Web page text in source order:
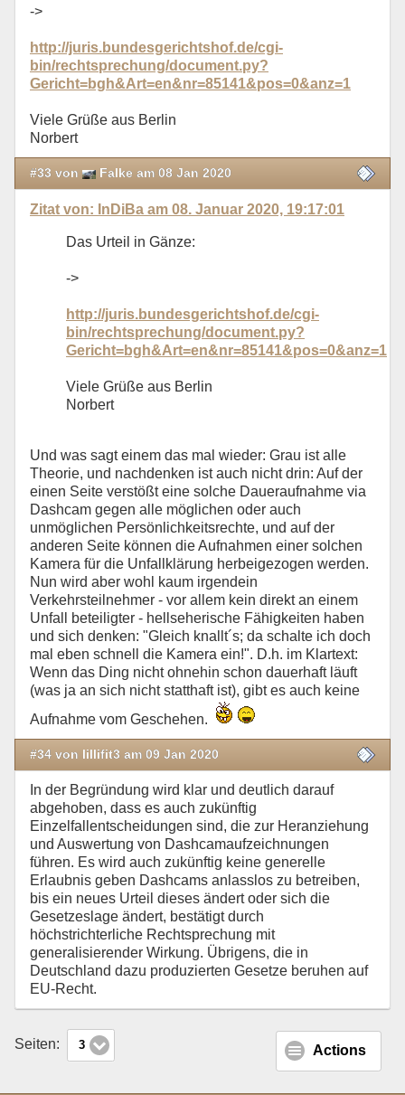
->
http://juris.bundesgerichtshof.de/cgi-
bin/rechtsprechung/document.py?
Gericht=bgh&Art=en&nr=85141&pos=0&anz=1
Viele Grüße aus Berlin
Norbert
#33 von Falke am 08 Jan 2020
Zitat von: InDiBa am 08. Januar 2020, 19:17:01
Das Urteil in Gänze:
->
http://juris.bundesgerichtshof.de/cgi-
bin/rechtsprechung/document.py?
Gericht=bgh&Art=en&nr=85141&pos=0&anz=1
Viele Grüße aus Berlin
Norbert
Und was sagt einem das mal wieder: Grau ist alle
Theorie, und nachdenken ist auch nicht drin: Auf der
einen Seite verstößt eine solche Daueraufnahme via
Dashcam gegen alle möglichen oder auch
unmöglichen Persönlichkeitsrechte, und auf der
anderen Seite können die Aufnahmen einer solchen
Kamera für die Unfallklärung herbeigezogen werden.
Nun wird aber wohl kaum irgendein
Verkehrsteilnehmer - vor allem kein direkt an einem
Unfall beteiligter - hellseherische Fähigkeiten haben
und sich denken: "Gleich knallt´s; da schalte ich doch
mal eben schnell die Kamera ein!". D.h. im Klartext:
Wenn das Ding nicht ohnehin schon dauerhaft läuft
(was ja an sich nicht statthaft ist), gibt es auch keine
Aufnahme vom Geschehen.
#34 von lillifit3 am 09 Jan 2020
In der Begründung wird klar und deutlich darauf
abgehoben, dass es auch zukünftig
Einzelfallentscheidungen sind, die zur Heranziehung
und Auswertung von Dashcamaufzeichnungen
führen. Es wird auch zukünftig keine generelle
Erlaubnis geben Dashcams anlasslos zu betreiben,
bis ein neues Urteil dieses ändert oder sich die
Gesetzeslage ändert, bestätigt durch
höchstrichterliche Rechtsprechung mit
generalisierender Wirkung. Übrigens, die in
Deutschland dazu produzierten Gesetze beruhen auf
EU-Recht.
Seiten: 3 Actions